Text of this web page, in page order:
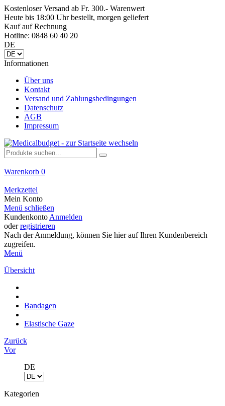
Kostenloser Versand ab Fr. 300.- Warenwert
Heute bis 18:00 Uhr bestellt, morgen geliefert
Kauf auf Rechnung
Hotline: 0848 60 40 20
DE
Informationen
Über uns
Kontakt
Versand und Zahlungsbedingungen
Datenschutz
AGB
Impressum
Warenkorb 0
Merkzettel
Mein Konto
Menü schließen
Kundenkonto Anmelden
oderregistrieren
Nach der Anmeldung, können Sie hier auf Ihren Kundenbereich
zugreifen.
Menü
Übersicht
Bandagen
Elastische Gaze
Zurück
Vor
DE
Kategorien